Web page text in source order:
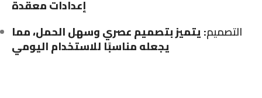
إعدادات معقدة
التصميم: يتميز بتصميم عصري وسهل الحمل، مما
يجعله مناسبًا للاستخدام اليومي